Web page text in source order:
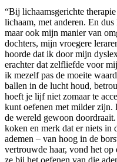
“Bij lichaamsgerichte
lichaam, met anderen. En
maar ook mijn manier van
dochters, mijn vroegere
hoorde dat ik door mijn
erachter dat zelfliefde voor
ik mezelf pas de moeite
ballen in de lucht houd,
hoeft je lijf niet zomaar te
kunt oefenen met milder zijn.
de wereld gewoon
koken en merk dat er niets in
ademen – van hoog in de
vertrouwde haar, vond het op
ze bij het oefenen van die